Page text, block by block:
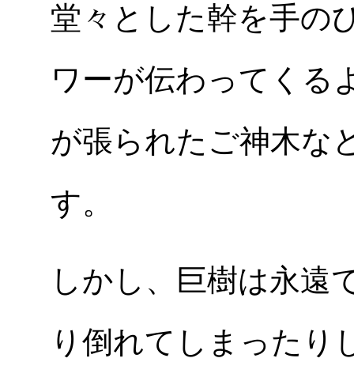
堂々とした幹を手の
ワーが伝わってくる
が張られたご神木な
す。
しかし、巨樹は永遠
り倒れてしまったり